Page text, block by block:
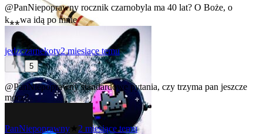
@PanNiepoprawny rocznik czarnobyla ma 40 lat? O Boże, o
k⁎⁎wa idą po mnie
jedzczarnekoty2 miesiące temu
5
@PanNiepoprawnystandardowe pytania, czy trzyma pan jeszcze
mocz?
PanNiepoprawny 2 miesiące temu